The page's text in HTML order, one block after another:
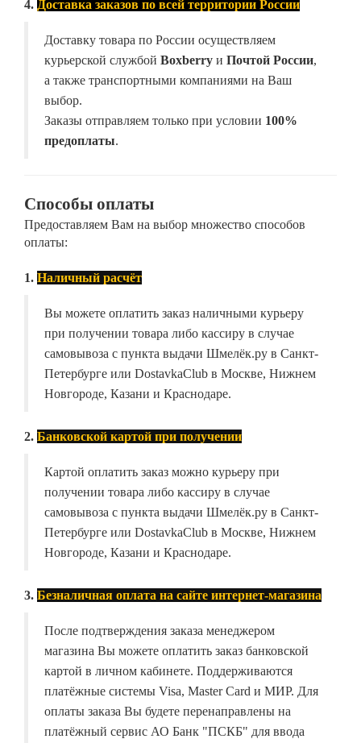
4. Доставка заказов по всей территории России
Доставку товара по России осуществляем
курьерской службой Boxberry и Почтой России,
а также транспортными компаниями на Ваш
выбор.
Заказы отправляем только при условии 100%
предоплаты.
Способы оплаты
Предоставляем Вам на выбор множество способов
оплаты:
1. Наличный расчёт
Вы можете оплатить заказ наличными курьеру
при получении товара либо кассиру в случае
самовывоза с пункта выдачи Шмелёк.ру в Санкт-
Петербурге или DostavkaClub в Москве, Нижнем
Новгороде, Казани и Краснодаре.
2. Банковской картой при получении
Картой оплатить заказ можно курьеру при
получении товара либо кассиру в случае
самовывоза с пункта выдачи Шмелёк.ру в Санкт-
Петербурге или DostavkaClub в Москве, Нижнем
Новгороде, Казани и Краснодаре.
3. Безналичная оплата на сайте интернет-магазина
После подтверждения заказа менеджером
магазина Вы можете оплатить заказ банковской
картой в личном кабинете. Поддерживаются
платёжные системы Visa, Master Card и МИР. Для
оплаты заказа Вы будете перенаправлены на
платёжный сервис АО Банк "ПСКБ" для ввода